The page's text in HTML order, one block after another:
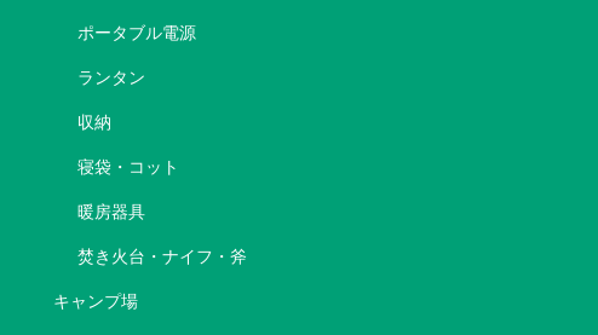
ポータブル電源
ランタン
収納
寝袋・コット
暖房器具
焚き火台・ナイフ・斧
キャンプ場